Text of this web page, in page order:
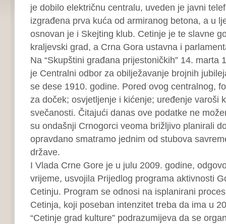
je dobilo električnu centralu, uveden je javni
izgrađena prva kuća od armiranog betona, a u
osnovan je i Skejting klub. Cetinje je te slavne
kraljevski grad, a Crna Gora ustavna i
Na “Skupštini građana prijestoničkih” 14. marta
je Centralni odbor za obilježavanje brojnih
se dese 1910. godine. Pored ovog centralnog,
za doček; osvjetljenje i kićenje; uređenje varoši
svečanosti. Čitajući danas ove podatke ne
su ondašnji Crnogorci veoma brižljivo planirali
opravdano smatramo jednim od stubova
države.
I Vlada Crne Gore je u julu 2009. godine,
vrijeme, usvojila Prijedlog programa aktivnosti
Cetinju. Program se odnosi na isplanirani
Cetinja, koji poseban intenzitet treba da ima u
“Cetinje grad kulture” podrazumijeva da se